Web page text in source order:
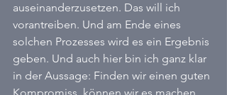
auseinanderzusetzen. Das will ich
vorantreiben. Und am Ende eines
solchen Prozesses wird es ein Ergebnis
geben. Und auch hier bin ich ganz klar
in der Aussage: Finden wir einen guten